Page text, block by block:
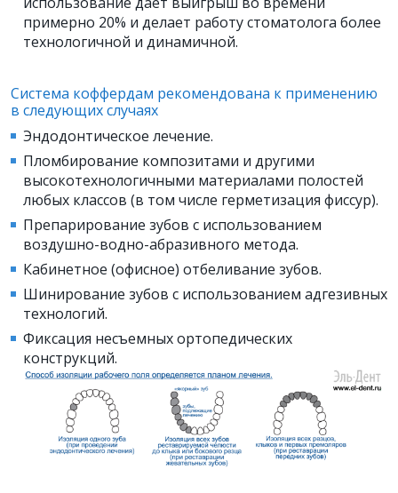
примерно 20% и делает работу стоматолога более
технологичной и динамичной.
Система коффердам рекомендована к применению
в следующих случаях
Эндодонтическое лечение.
Пломбирование композитами и другими
высокотехнологичными материалами полостей
любых классов (в том числе герметизация фиссур).
Препарирование зубов с использованием
воздушно-водно-абразивного метода.
Кабинетное (офисное) отбеливание зубов.
Шинирование зубов с использованием адгезивных
технологий.
Фиксация несъемных ортопедических
конструкций.